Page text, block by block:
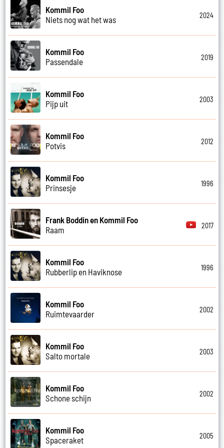
Kommil Foo
Niets nog wat het was
2024
Kommil Foo
Passendale
2019
Kommil Foo
Pijp uit
2003
Kommil Foo
Potvis
2012
Kommil Foo
Prinsesje
1996
Frank Boddin en Kommil Foo
Raam
2017
Kommil Foo
Rubberlip en Haviknose
1996
Kommil Foo
Ruimtevaarder
2002
Kommil Foo
Salto mortale
2003
Kommil Foo
Schone schijn
2002
Kommil Foo
Spaceraket
2005